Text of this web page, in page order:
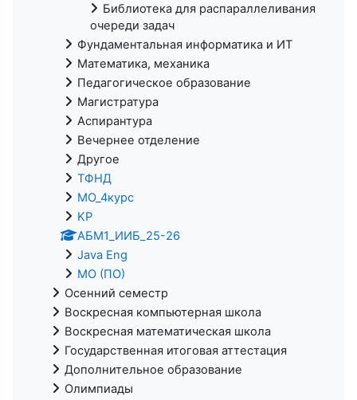
Библиотека для распараллеливания
очереди задач
Фундаментальная информатика и ИТ
Математика, механика
Педагогическое образование
Магистратура
Аспирантура
Вечернее отделение
Другое
ТФНД
МО_4курс
KP
АБМ1_ИИБ_25-26
Java Eng
МО (ПО)
Осенний семестр
Воскресная компьютерная школа
Воскресная математическая школа
Государственная итоговая аттестация
Дополнительное образование
Олимпиады